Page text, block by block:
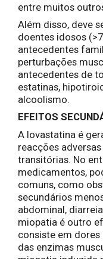
entre muitos
Além disso, deve
doentes idosos
antecedentes
perturbações
antecedentes de
estatinas,
alcoolismo.
EFEITOS
A lovastatina é
reacções
transitórias. No
medicamentos,
comuns, como
secundários
abdominal,
miopatia é outro
consiste em
das enzimas